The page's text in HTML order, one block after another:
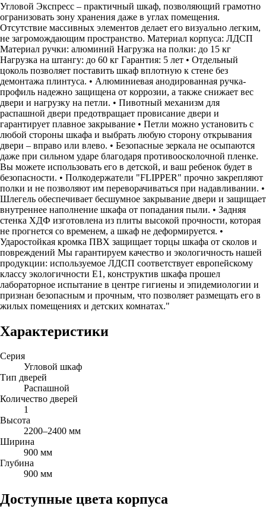
Угловой Экспресс – практичный шкаф, позволяющий грамотно
огранизовать зону хранения даже в углах помещения.
Отсутствие массивных элементов делает его визуально легким,
не загромождающим пространство. Материал корпуса: ЛДСП
Материал ручки: алюминий Нагрузка на полки: до 15 кг
Нагрузка на штангу: до 60 кг Гарантия: 5 лет • Отдельный
цоколь позволяет поставить шкаф вплотную к стене без
демонтажа плинтуса. • Алюминиевая анодированная ручка-
профиль надежно защищена от коррозии, а также снижает вес
двери и нагрузку на петли. • Пивотный механизм для
распашной двери предотвращает провисание двери и
гарантирует плавное закрывание • Петли можно установить с
любой стороны шкафа и выбрать любую сторону открывания
двери – вправо или влево. • Безопасные зеркала не осыпаются
даже при сильном ударе благодаря противоосколочной пленке.
Вы можете использовать его в детской, и ваш ребенок будет в
безопасности. • Полкодержатели "FLIPPER" прочно закрепляют
полки и не позволяют им переворачиваться при надавливании. •
Шлегель обеспечивает бесшумное закрывание двери и защищает
внутреннее наполнение шкафа от попадания пыли. • Задняя
стенка ХДФ изготовлена из плиты высокой прочности, которая
не прогнется со временем, а шкаф не деформируется. •
Ударостойкая кромка ПВХ защищает торцы шкафа от сколов и
повреждений Мы гарантируем качество и экологичность нашей
продукции: используемое ЛДСП соответствует европейскому
классу экологичности Е1, конструктив шкафа прошел
лабораторное испытание в центре гигиены и эпидемиологии и
признан безопасным и прочным, что позволяет размещать его в
жилых помещениях и детских комнатах."
Характеристики
Серия
Угловой шкаф
Тип дверей
Распашной
Количество дверей
1
Высота
2200–2400 мм
Ширина
900 мм
Глубина
900 мм
Доступные цвета корпуса